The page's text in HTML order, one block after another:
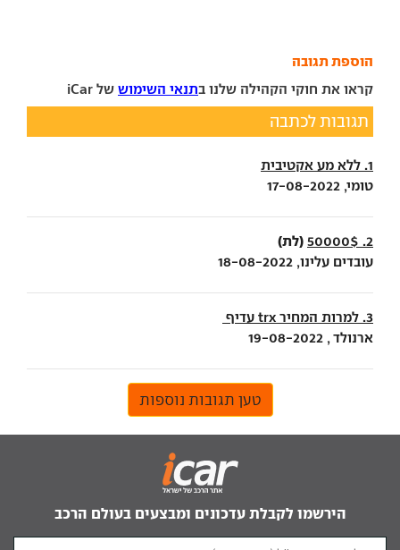
הוספת תגובה
קראו את חוקי הקהילה שלנו בתנאי השימוש של iCar
תגובות לכתבה
1. ללא מע אקטיבית
טומי, 17-08-2022
2. 50000$ (לת)
עובדים עלינו, 18-08-2022
3. למרות המחיר trx עדיף
ארנולד , 19-08-2022
טען תגובות נוספות
הירשמו לקבלת עדכונים ומבצעים בעולם הרכב